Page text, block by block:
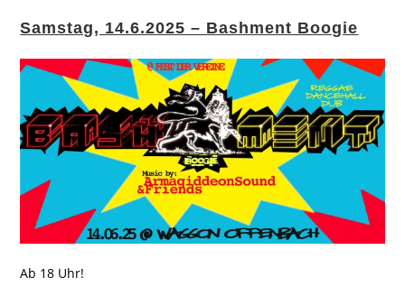
Samstag, 14.6.2025 – Bashment Boogie
Ab 18 Uhr!